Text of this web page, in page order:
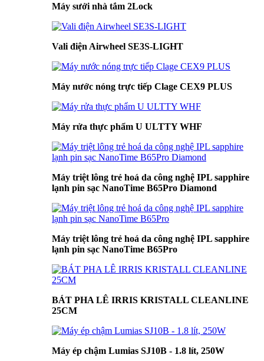
Máy sưởi nhà tắm 2Lock
Vali điện Airwheel SE3S-LIGHT
Máy nước nóng trực tiếp Clage CEX9 PLUS
Máy rửa thực phẩm U ULTTY WHF
Máy triệt lông trẻ hoá da công nghệ IPL sapphire
lạnh pin sạc NanoTime B65Pro Diamond
Máy triệt lông trẻ hoá da công nghệ IPL sapphire
lạnh pin sạc NanoTime B65Pro
BÁT PHA LÊ IRRIS KRISTALL CLEANLINE
25CM
Máy ép chậm Lumias SJ10B - 1.8 lít, 250W